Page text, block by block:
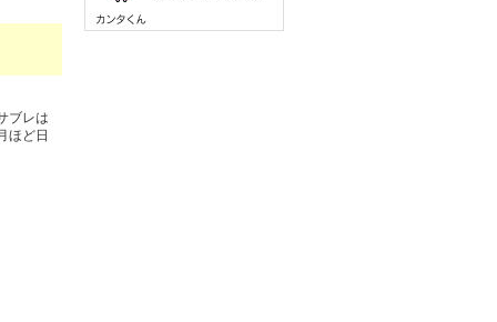
ブレは
ほど日